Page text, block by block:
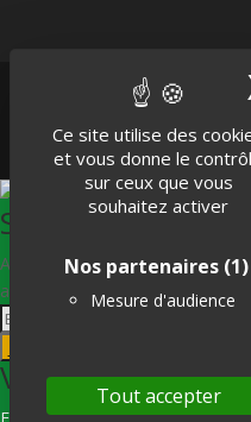
Ce site utilise des
et vous donne le
sur ceux que vous
souhaitez activer
Nos partenaires (1)
Mesure d'audience
Tout accepter
Tous droits réservés ©
S'abonner à la
Abonnez-vous à notre
actualités.
Vous êtes bien